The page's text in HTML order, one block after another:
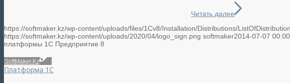
Читать далее
https://softmaker.kz/wp-content/uploads/files/1Cv8/Installation/Distributions/
https://softmaker.kz/wp-content/uploads/2020/04/logo_sign.png softmaker2014-07-07
платформы 1С Предприятие 8
SoftMaker.Kz
Платформа 1С